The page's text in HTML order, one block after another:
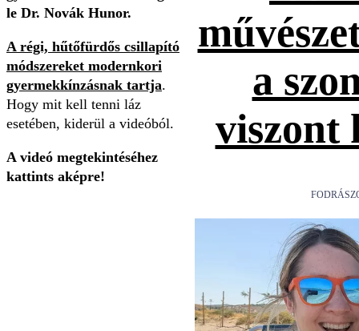
le Dr. Novák Hunor.
A régi, hűtőfürdős csillapító
módszereket modernkori
gyermekkínzásnak tartja.
Hogy mit kell tenni láz
esetében, kiderül a videóból.
A videó megtekintéséhez
kattints aképre!
a
viszont